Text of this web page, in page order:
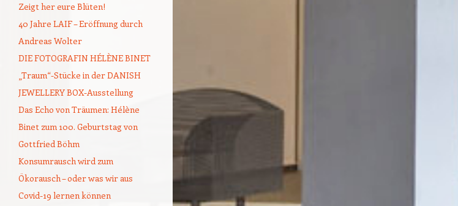
Zeigt her eure Blüten!
40 Jahre LAIF – Eröffnung durch
Andreas Wolter
DIE FOTOGRAFIN HÉLÈNE BINET
„Traum“-Stücke in der DANISH
JEWELLERY BOX-Ausstellung
Das Echo von Träumen: Hélène
Binet zum 100. Geburtstag von
Gottfried Böhm
Konsumrausch wird zum
Ökorausch – oder was wir aus
Covid-19 lernen können